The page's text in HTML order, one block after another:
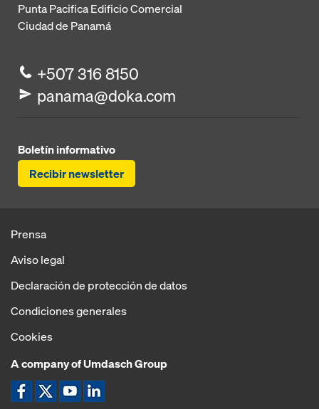
Punta PacificaEdificio Comercial
Ciudad de Panamá
+507 316 8150
panama@doka.com
Boletín informativo
Recibir newsletter
Prensa
Aviso legal
Declaración de protección de datos
Condiciones generales
Cookies
A company of Umdasch Group